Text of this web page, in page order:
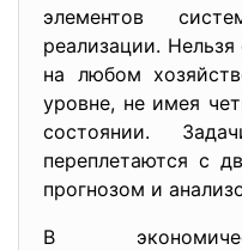
элементов
реализации.
на любом
уровне, не имея
состоянии.
переплетаются с
прогнозом и
В